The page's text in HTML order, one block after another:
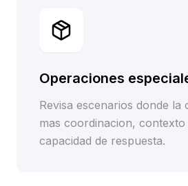
Operaciones
Revisa escenarios donde la
mas coordinacion,
capacidad de respuesta.